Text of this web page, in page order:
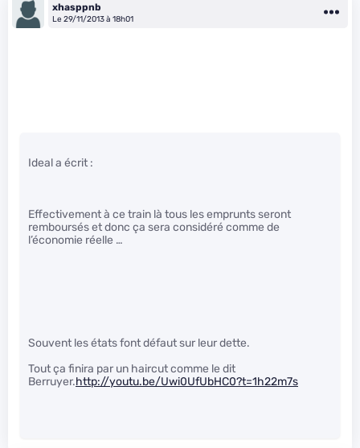
xhasppnb
Le 29/11/2013 à 18h01
Ideal a écrit :
Effectivement à ce train là tous les emprunts seront
remboursés et donc ça sera considéré comme de
l’économie réelle …
Souvent les états font défaut sur leur dette.
Tout ça finira par un haircut comme le dit
Berruyer.http://youtu.be/Uwi0UfUbHC0?t=1h22m7s